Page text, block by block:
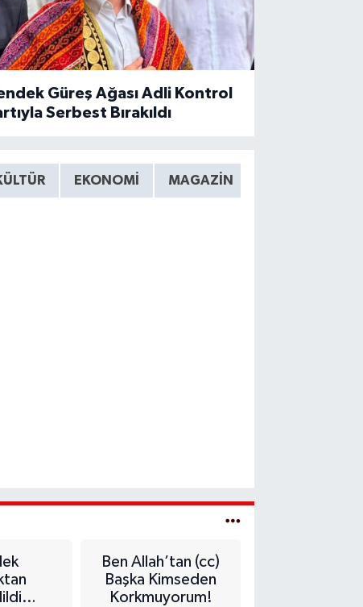
Güreş Ağası Adli Kontrol
Serbest Bırakıldı
EKONOMİ MAGAZİN
Ben Allah’tan (cc)
Başka Kimseden
Korkmuyorum!